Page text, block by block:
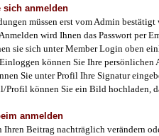
sich anmelden
müssen erst vom Admin bestätigt
wird Ihnen das Passwort per
sie sich unter Member Login oben
können Sie Ihre
Sie unter Profil Ihre Signatur
Profil können Sie ein Bild hochladen,
anmelden
Ihren Beitrag nachträglich verändern